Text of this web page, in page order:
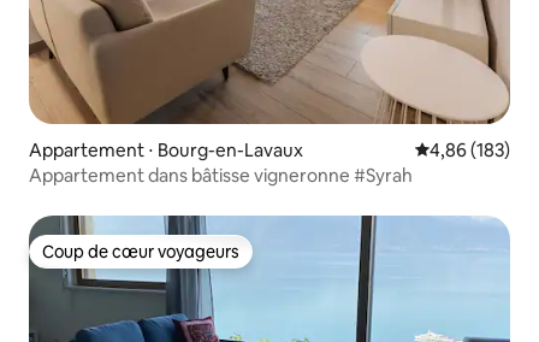
Appartement ⋅ Bourg-en-Lavaux Évaluation
4,86 (183)
Appartement dans bâtisse vigneronne #Syrah
Coup de cœur voyageurs
Coup de cœur voyageurs